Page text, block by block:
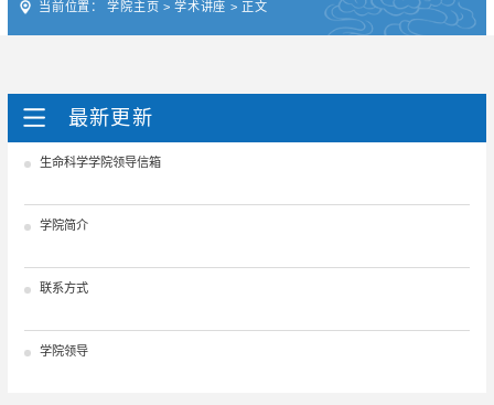
当前位置： 学院主页 > 学术讲座 > 正文
最新更新
生命科学学院领导信箱
学院简介
联系方式
学院领导